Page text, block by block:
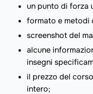
un punto di forza
formato e metodi
screenshot del
alcune
insegni
il prezzo del
intero;